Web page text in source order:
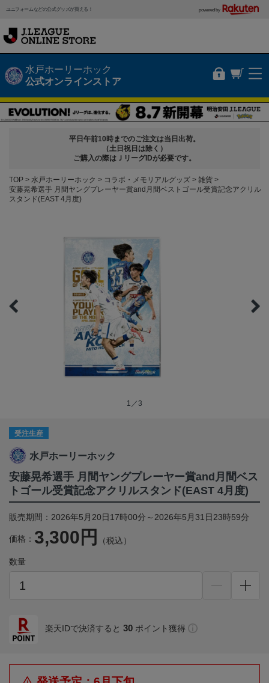
ユニフォームなどの公式グッズが買える！ powered by
水戸ホーリーホック
公式オンラインストア
平日午前10時までのご注文は当日出荷。
（土日祝日は除く）
ご購入の際はＪリーグIDが必要です。
TOP 水戸ホーリーホック コラボ・メモリアルグッズ
雑貨
安藤晃希選手 月間ヤングプレーヤー賞and月間ベストゴール受賞記念アクリル
スタンド(EAST 4月度)
1／3
受注生産
水戸ホーリーホック
安藤晃希選手 月間ヤングプレーヤー賞and月間ベス
トゴール受賞記念アクリルスタンド(EAST 4月度)
販売期間：2026年5月20日17時00分～2026年5月31日23時59分
価格： 3,300円 （税込）
数量
楽天IDで決済すると 30 ポイント獲得